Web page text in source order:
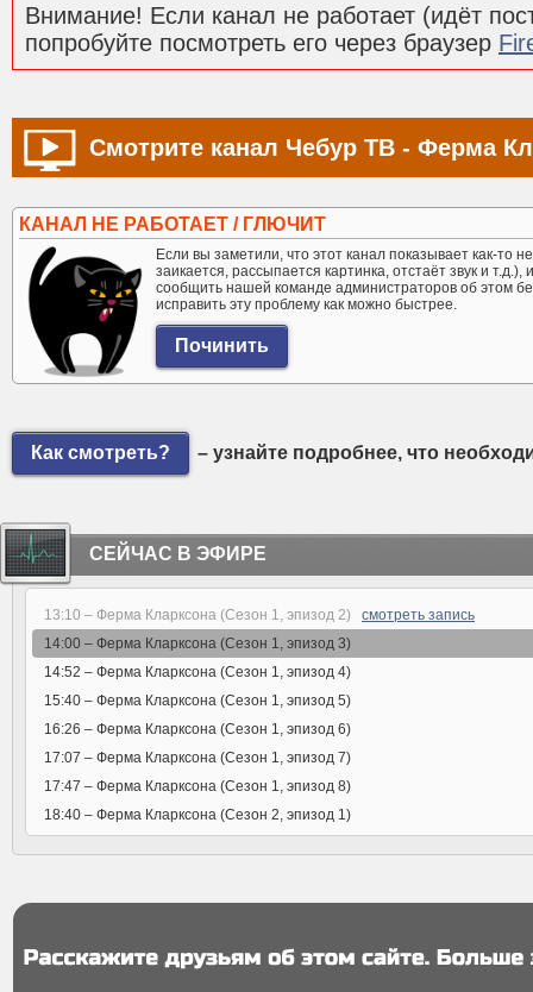
Внимание! Если канал не работает (идёт
попробуйте посмотреть его через браузер
Смотрите канал Чебур ТВ - Ферма
КАНАЛ НЕ РАБОТАЕТ / ГЛЮЧИТ
Если вы заметили, что этот канал показывает как-то
заикается, рассыпается картинка, отстаёт звук и
сообщить нашей команде администраторов об этом
исправить эту проблему как можно быстрее.
Как смотреть? – узнайте подробнее, что
СЕЙЧАС В ЭФИРЕ
13:10 – Ферма Кларксона (Сезон 1, эпизод 2) смотреть запись
14:00 – Ферма Кларксона (Сезон 1, эпизод 3)
14:52 – Ферма Кларксона (Сезон 1, эпизод 4)
15:40 – Ферма Кларксона (Сезон 1, эпизод 5)
16:26 – Ферма Кларксона (Сезон 1, эпизод 6)
17:07 – Ферма Кларксона (Сезон 1, эпизод 7)
17:47 – Ферма Кларксона (Сезон 1, эпизод 8)
18:40 – Ферма Кларксона (Сезон 2, эпизод 1)